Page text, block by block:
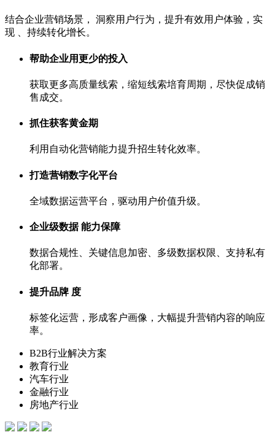
结合企业营销场景， 洞察用户行为，提升有效用户体验，实
现 、持续转化增长。
帮助企业用更少的投入
获取更多高质量线索，缩短线索培育周期，尽快促成销
售成交。
抓住获客黄金期
利用自动化营销能力提升招生转化效率。
打造营销数字化平台
全域数据运营平台，驱动用户价值升级。
企业级数据 能力保障
数据合规性、关键信息加密、多级数据权限、支持私有
化部署。
提升品牌 度
标签化运营，形成客户画像，大幅提升营销内容的响应
率。
B2B行业解决方案
教育行业
汽车行业
金融行业
房地产行业